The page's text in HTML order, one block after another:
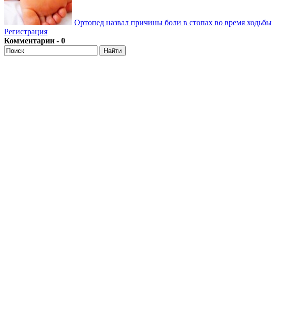
Ортопед назвал причины боли в стопах во время ходьбы
Регистрация
Комментарии - 0